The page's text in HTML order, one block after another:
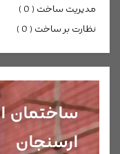
مدیریت ساخت (
0
)
نظارت بر ساخت (
0
)
ساختمان
ارسنجان